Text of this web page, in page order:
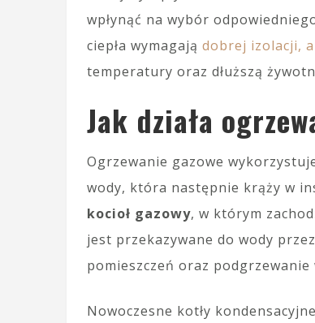
wpłynąć na wybór
ciepła wymagają dobrej izolacji,
temperatury oraz dłuższą
Jak działa
Ogrzewanie gazowe
wody, która następnie krąży w
kocioł gazowy, w którym
jest przekazywane do wody
pomieszczeń oraz podgrzewanie
Nowoczesne kotły